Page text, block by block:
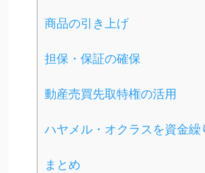
商品の引き上げ
担保・保証の確保
動産売買先取特権の活用
ハヤメル・オクラスを資金繰
まとめ